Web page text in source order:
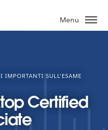
Menu
IMPORTANTI SULL'ESAME
Certified